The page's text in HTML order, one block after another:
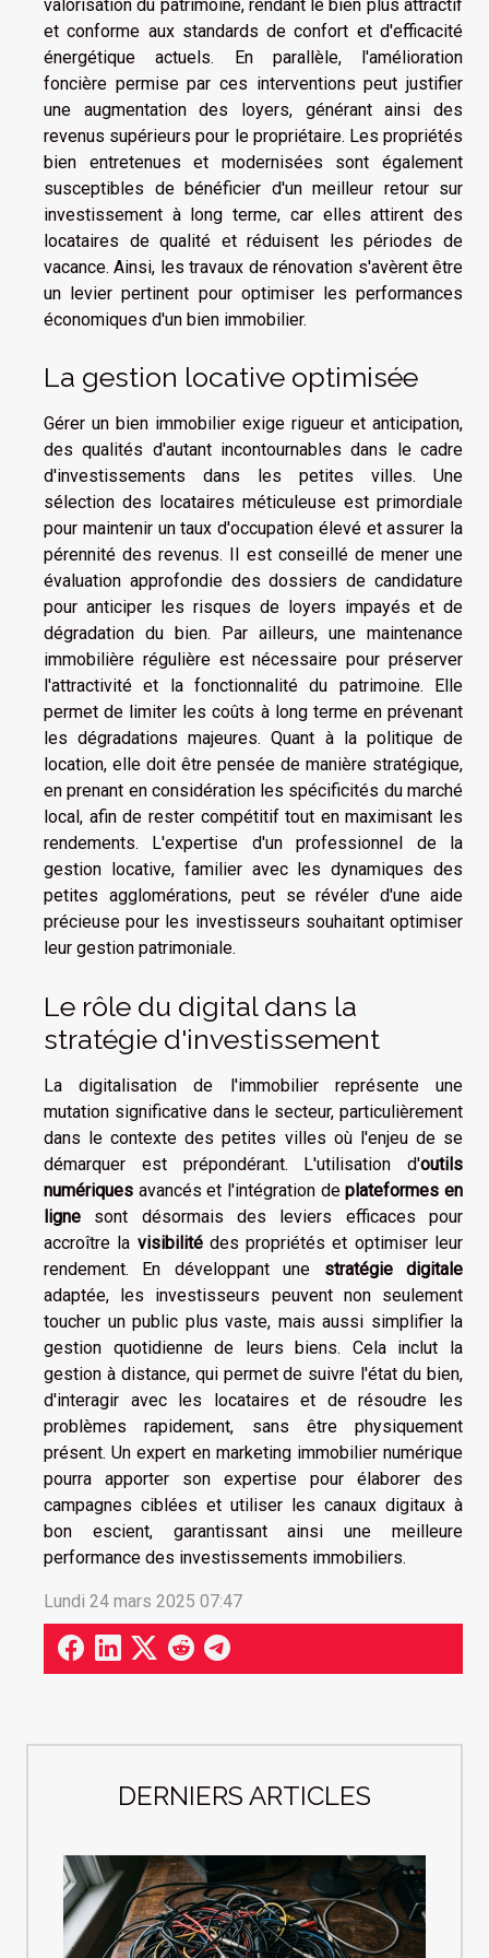
DERNIERS ARTICLES
valorisation du patrimoine, rendant le bien plus attractif
et conforme aux standards de confort et d'efficacité
énergétique actuels. En parallèle, l'amélioration
foncière permise par ces interventions peut justifier
une augmentation des loyers, générant ainsi des
revenus supérieurs pour le propriétaire. Les propriétés
bien entretenues et modernisées sont également
susceptibles de bénéficier d'un meilleur retour sur
investissement à long terme, car elles attirent des
locataires de qualité et réduisent les périodes de
vacance. Ainsi, les travaux de rénovation s'avèrent être
un levier pertinent pour optimiser les performances
économiques d'un bien immobilier.
La gestion locative optimisée
Gérer un bien immobilier exige rigueur et anticipation,
des qualités d'autant incontournables dans le cadre
d'investissements dans les petites villes. Une
sélection des locataires méticuleuse est primordiale
pour maintenir un taux d'occupation élevé et assurer la
pérennité des revenus. Il est conseillé de mener une
évaluation approfondie des dossiers de candidature
pour anticiper les risques de loyers impayés et de
dégradation du bien. Par ailleurs, une maintenance
immobilière régulière est nécessaire pour préserver
l'attractivité et la fonctionnalité du patrimoine. Elle
permet de limiter les coûts à long terme en prévenant
les dégradations majeures. Quant à la politique de
location, elle doit être pensée de manière stratégique,
en prenant en considération les spécificités du marché
local, afin de rester compétitif tout en maximisant les
rendements. L'expertise d'un professionnel de la
gestion locative, familier avec les dynamiques des
petites agglomérations, peut se révéler d'une aide
précieuse pour les investisseurs souhaitant optimiser
leur gestion patrimoniale.
Le rôle du digital dans la
stratégie d'investissement
La digitalisation de l'immobilier représente une
mutation significative dans le secteur, particulièrement
dans le contexte des petites villes où l'enjeu de se
démarquer est prépondérant. L'utilisation d'outils
numériques avancés et l'intégration deplateformes en
ligne sont désormais des leviers efficaces pour
accroître la visibilitédes propriétés et optimiser leur
rendement. En développant une stratégie digitale
adaptée, les investisseurs peuvent non seulement
toucher un public plus vaste, mais aussi simplifier la
gestion quotidienne de leurs biens. Cela inclut la
gestion à distance, qui permet de suivre l'état du bien,
d'interagir avec les locataires et de résoudre les
problèmes rapidement, sans être physiquement
présent. Un expert en marketing immobilier numérique
pourra apporter son expertise pour élaborer des
campagnes ciblées et utiliser les canaux digitaux à
bon escient, garantissant ainsi une meilleure
performance des investissements immobiliers.
Lundi 24 mars 2025 07:47